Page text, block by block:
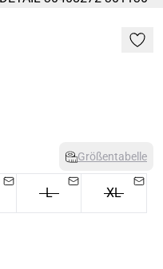
Größentabelle
L XL